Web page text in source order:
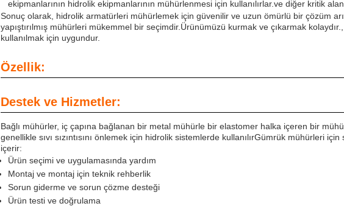
ekipmanlarının hidrolik ekipmanlarının mühürlenmesi için kullanılırlar.ve diğer kritik
Sonuç olarak, hidrolik armatürleri mühürlemek için güvenilir ve uzun ömürlü bir çözüm
yapıştırılmış mühürleri mükemmel bir seçimdir.Ürünümüzü kurmak ve çıkarmak
kullanılmak için uygundur.
Özellik:
Destek ve Hizmetler:
Bağlı mühürler, iç çapına bağlanan bir metal mühürle bir elastomer halka içeren bir
genellikle sıvı sızıntısını önlemek için hidrolik sistemlerde kullanılırGümrük mühürleri
içerir:
Ürün seçimi ve uygulamasında yardım
Montaj ve montaj için teknik rehberlik
Sorun giderme ve sorun çözme desteği
Ürün testi ve doğrulama